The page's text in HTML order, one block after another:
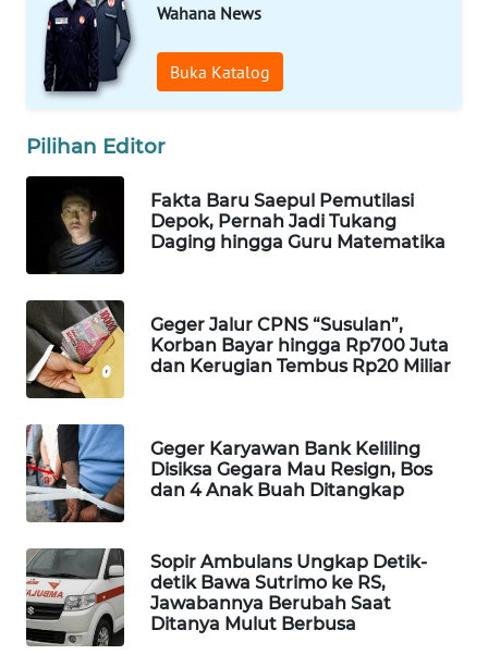
Wahana News
Buka Katalog
Pilihan Editor
Fakta Baru Saepul Pemutilasi
Depok, Pernah Jadi Tukang
Daging hingga Guru Matematika
Geger Jalur CPNS “Susulan”,
Korban Bayar hingga Rp700 Juta
dan Kerugian Tembus Rp20 Miliar
Geger Karyawan Bank Keliling
Disiksa Gegara Mau Resign, Bos
dan 4 Anak Buah Ditangkap
Sopir Ambulans Ungkap Detik-
detik Bawa Sutrimo ke RS,
Jawabannya Berubah Saat
Ditanya Mulut Berbusa
WAHANA
OTOMOTIF
HEALTH
WAHANA
DESA
WISATA
LAPAK
WAHANA
Wahana
KONSUMEN
LISTRIK
KELISTRIKAN
WALINKI
ID